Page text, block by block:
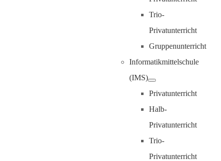
Trio-
Privatunterricht
Gruppenunterricht
Informatikmittelschule
(IMS)
Privatunterricht
Halb-
Privatunterricht
Trio-
Privatunterricht